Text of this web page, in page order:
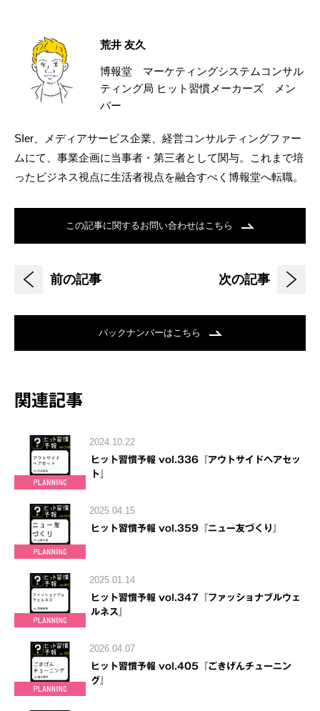
荒井 友久
博報堂 マーケティングシステムコンサル
ティング局 ヒット習慣メーカーズ メン
バー
SIer、メディアサービス企業、経営コンサルティングファー
ムにて、事業企画に当事者・第三者として関与。これまで培
ったビジネス視点に生活者視点を融合すべく博報堂へ転職。
この記事に関するお問い合わせはこちら
前の記事 次の記事
バックナンバーはこちら
関連記事
2024.10.22
ヒット習慣予報 vol.336『アウトサイドヘアセッ
ト』
2025.04.15
ヒット習慣予報 vol.359『ニュー友づくり』
2025.01.14
ヒット習慣予報 vol.347『ファッショナブルウェ
ルネス』
2026.04.07
ヒット習慣予報 vol.405『ごきげんチューニン
グ』